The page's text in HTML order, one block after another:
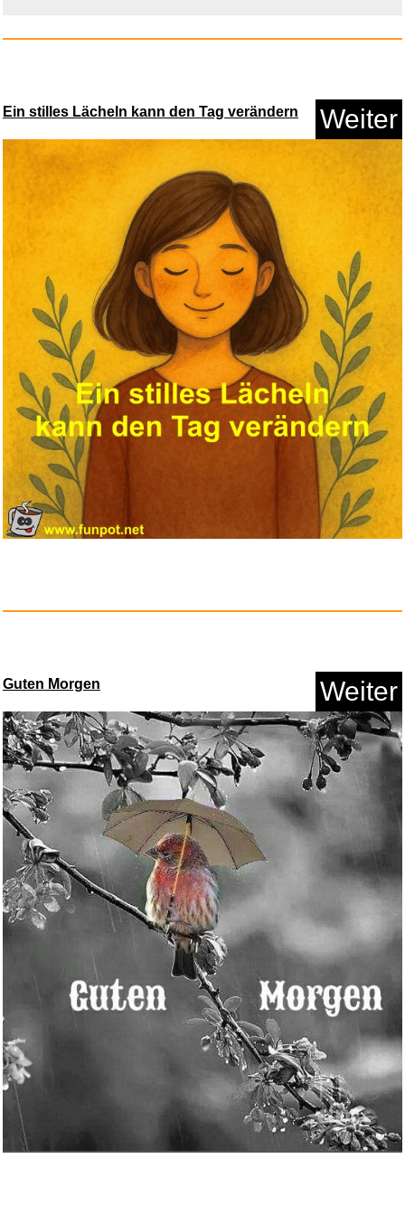
Damen Radfahren Anzug
Kurzarm ...
Anzeige
Ghostrunner...
Anzeige
Ein stilles Lächeln kann den Tag verändern Weiter
Guten Morgen Weiter